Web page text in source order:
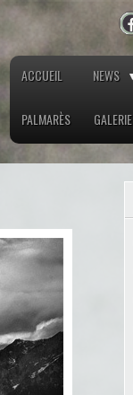
ACCUEIL NEWS
PALMARÈS GALERIE